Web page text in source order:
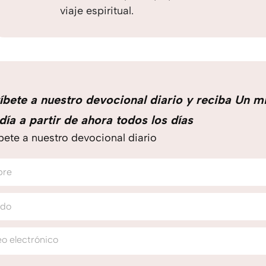
viaje espiritual.
a nuestro devocional diario y reciba Un
a partir de ahora todos los días
a nuestro devocional diario
electrónico